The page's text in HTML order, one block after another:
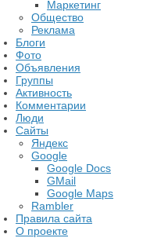
Маркетинг
Общество
Реклама
Блоги
Фото
Объявления
Группы
Активность
Комментарии
Люди
Сайты
Яндекс
Google
Google Docs
GMail
Google Maps
Rambler
Правила сайта
О проекте